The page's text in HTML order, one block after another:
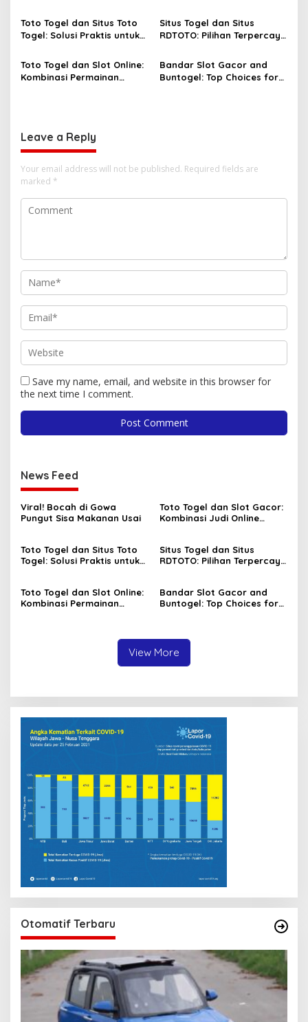
Toto Togel dan Situs Toto
Togel: Solusi Praktis untuk
Situs Togel dan Situs
RDTOTO: Pilihan Terpercaya
Angka
Toto Togel dan Slot Online:
Kombinasi Permainan
Bandar Slot Gacor and
Buntogel: Top Choices for
Leave a Reply
Your email address will not be published. Required fields are
marked *
Save my name, email, and website in this browser for
the next time I comment.
News Feed
Viral! Bocah di Gowa
Pungut Sisa Makanan Usai
Toto Togel dan Slot Gacor:
Kombinasi Judi Online
Toto Togel dan Situs Toto
Togel: Solusi Praktis untuk
Situs Togel dan Situs
RDTOTO: Pilihan Terpercaya
Toto Togel dan Slot Online:
Kombinasi Permainan
Bandar Slot Gacor and
Buntogel: Top Choices for
View More
Otomatif Terbaru